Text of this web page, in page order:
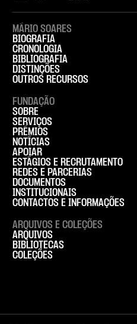
MÁRIO SOARES
BIOGRAFIA
CRONOLOGIA
BIBLIOGRAFIA
DISTINÇÕES
OUTROS RECURSOS
FUNDAÇÃO
SOBRE
SERVIÇOS
PRÉMIOS
NOTÍCIAS
APOIAR
ESTÁGIOS E RECRUTAMENTO
REDES E PARCERIAS
DOCUMENTOS
INSTITUCIONAIS
CONTACTOS E INFORMAÇÕES
ARQUIVOS E COLEÇÕES
ARQUIVOS
BIBLIOTECAS
COLEÇÕES